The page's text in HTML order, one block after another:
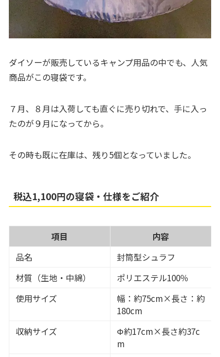
ダイソーが販売しているキャンプ用品の中でも、人気
商品がこの寝袋です。
７月、８月は入荷しても直ぐに売り切れで、手に入っ
たのが９月になってから。
その時も既に在庫は、残り5個となっていました。
税込1,100円の寝袋・仕様をご紹介
項目
内容
品名
封筒型シュラフ
材質（生地・中綿）
ポリエステル100％
使用サイズ
幅：約75cm×長さ：約
180cm
収納サイズ
Φ約17cm×長さ約37c
m